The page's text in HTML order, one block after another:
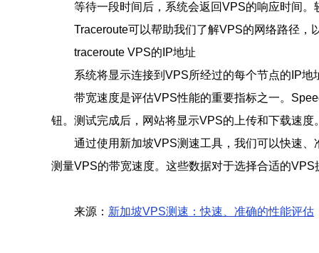
等待一段时间后，系统会返回VPS的响应时间
Traceroute可以帮助我们了解VPS的网络路径
traceroute VPS的IP地址
系统将显示连接到VPS所经过的每个节点的IP
带宽速度是评估VPS性能的重要指标之一。
钮。测试完成后，网站将显示VPS的上传和下载速度
通过使用新加坡VPS测速工具，我们可以快速
测量VPS的带宽速度。这些数据对于选择合适的VPS
来源： 新加坡VPS测速：快速、准确的性能评估